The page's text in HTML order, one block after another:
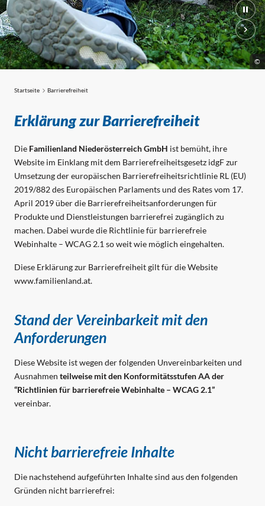
©
©
©
Barrierefreiheit
Startseite Barrierefreiheit
Erklärung zur Barrierefreiheit
Die Familienland Niederösterreich GmbH ist bemüht, ihre
Website im Einklang mit dem Barrierefreiheitsgesetz idgF zur
Umsetzung der europäischen Barrierefreiheitsrichtlinie RL (EU)
2019/882 des Europäischen Parlaments und des Rates vom 17.
April 2019 über die Barrierefreiheitsanforderungen für
Produkte und Dienstleistungen barrierefrei zugänglich zu
machen. Dabei wurde die Richtlinie für barrierefreie
Webinhalte – WCAG 2.1 so weit wie möglich eingehalten.
Diese Erklärung zur Barrierefreiheit gilt für die Website
www.familienland.at.
Stand der Vereinbarkeit mit den
Anforderungen
Diese Website ist wegen der folgenden Unvereinbarkeiten und
Ausnahmen teilweise mit den Konformitätsstufen AA der
“Richtlinien für barrierefreie Webinhalte – WCAG 2.1”
vereinbar.
Nicht barrierefreie Inhalte
Die nachstehend aufgeführten Inhalte sind aus den folgenden
Gründen nicht barrierefrei: